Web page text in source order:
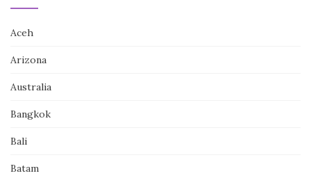
Aceh
Arizona
Australia
Bangkok
Bali
Batam